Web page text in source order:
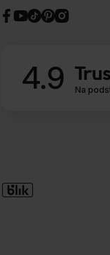
4.9 Na